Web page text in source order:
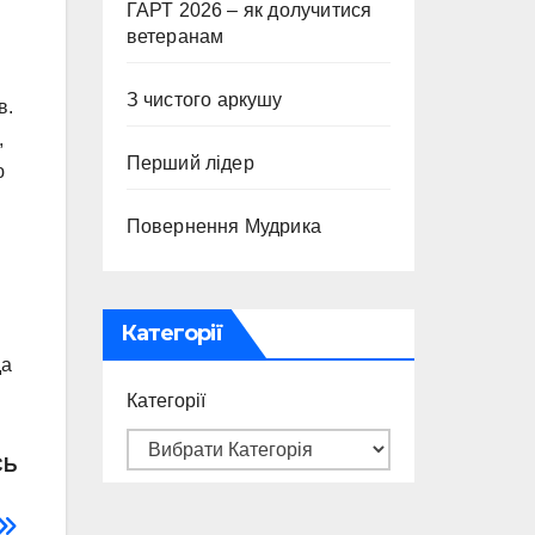
ГАРТ 2026 – як долучитися
ветеранам
З чистого аркушу
Перший лідер
Повернення Мудрика
Категорії
Категорії